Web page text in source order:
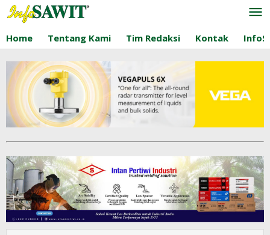
Lewati
ke
konten
Home Tentang Kami Tim Redaksi Kontak